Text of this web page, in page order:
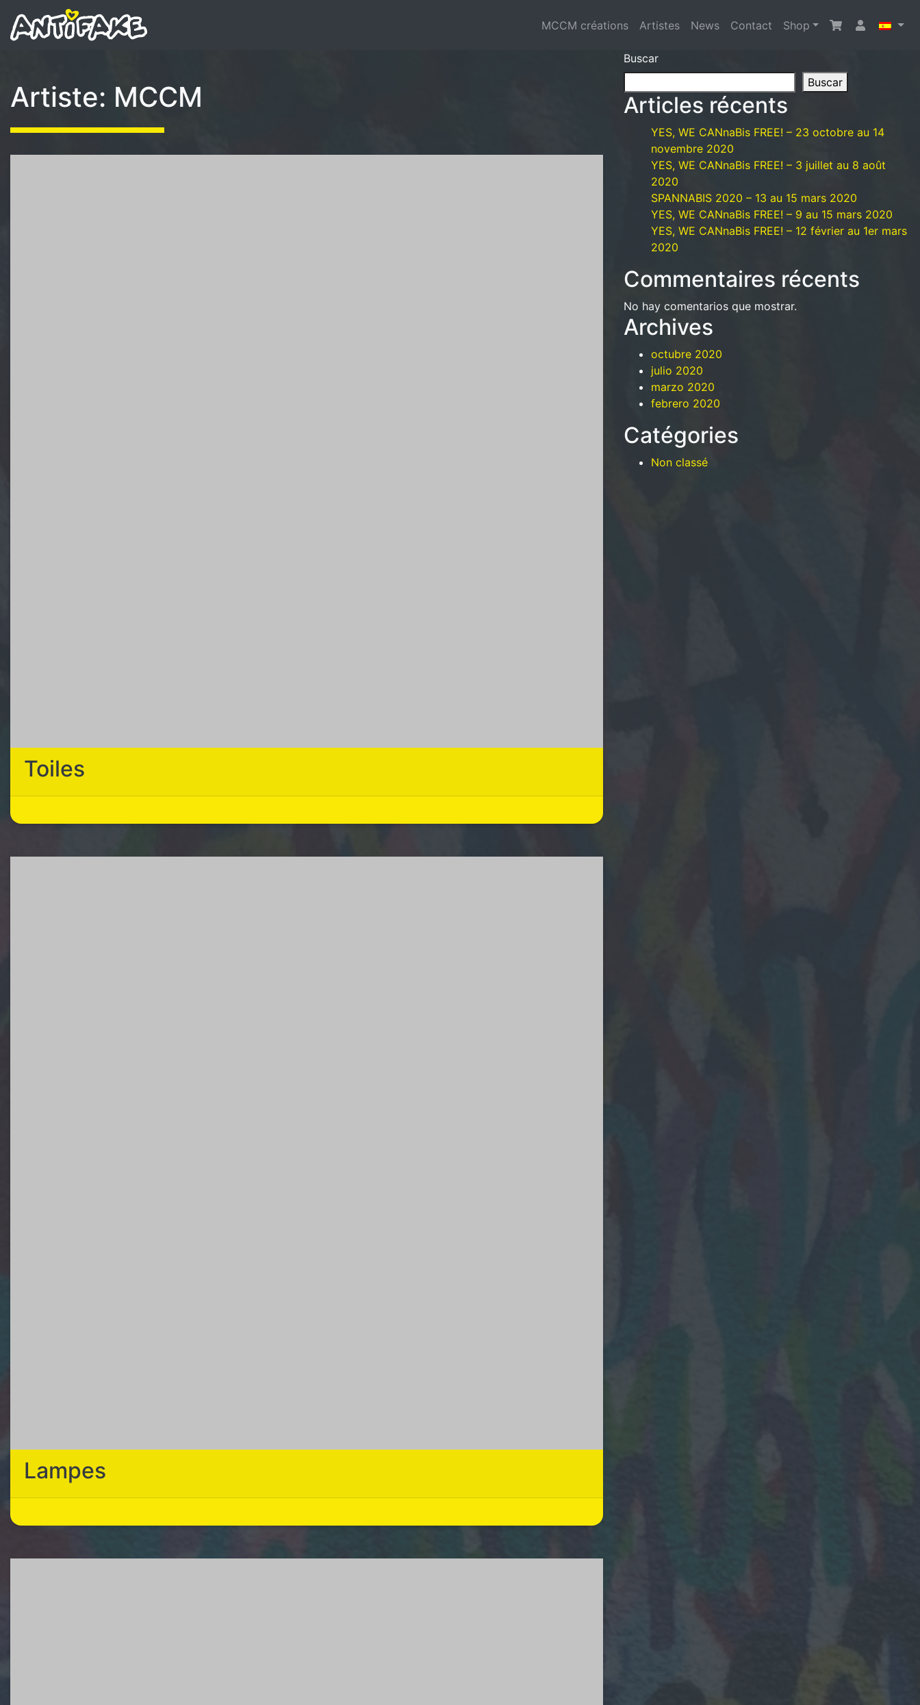
MCCM créations Artistes News Contact Shop
Artiste: MCCM
Toiles
Lampes
Buscar
Buscar
Articles récents
YES, WE CANnaBis FREE! – 23 octobre au 14
novembre 2020
YES, WE CANnaBis FREE! – 3 juillet au 8 août
2020
SPANNABIS 2020 – 13 au 15 mars 2020
YES, WE CANnaBis FREE! – 9 au 15 mars 2020
YES, WE CANnaBis FREE! – 12 février au 1er mars
2020
Commentaires récents
No hay comentarios que mostrar.
Archives
octubre 2020
julio 2020
marzo 2020
febrero 2020
Catégories
Non classé